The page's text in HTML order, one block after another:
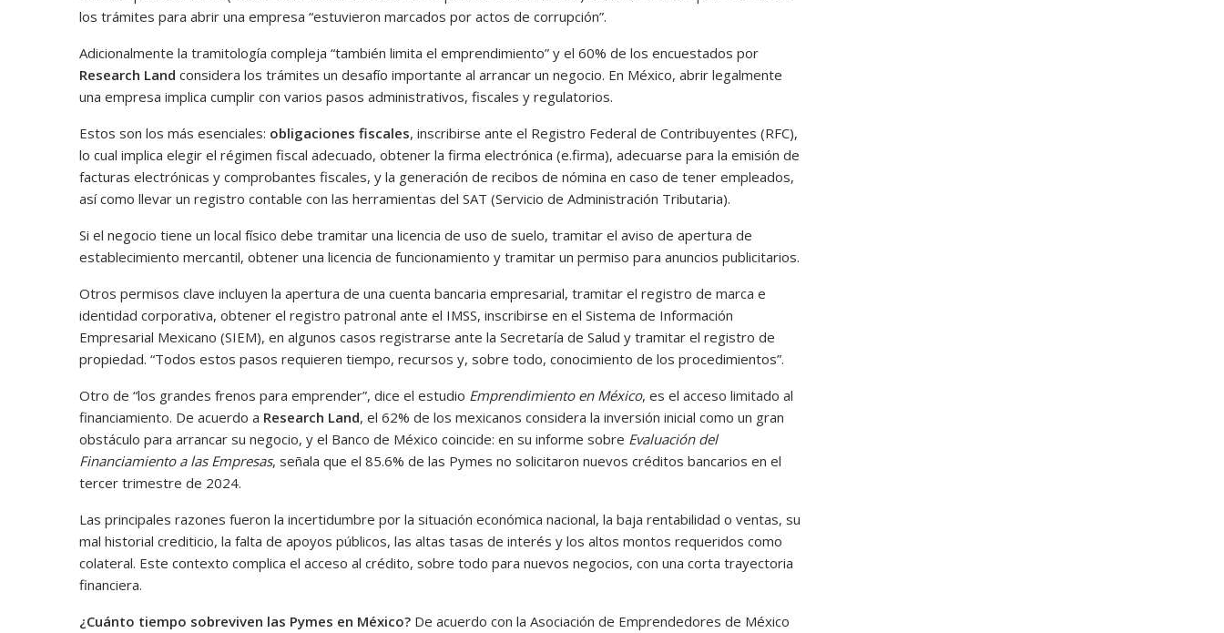
los trámites para abrir una empresa “estuvieron marcados por actos de corrupción”.
Adicionalmente la tramitología compleja “también limita el emprendimiento” y el 60% de los encuestados por
Research Land considera los trámites un desafío importante al arrancar un negocio. En México, abrir legalmente
una empresa implica cumplir con varios pasos administrativos, fiscales y regulatorios.
Estos son los más esenciales: obligaciones fiscales, inscribirse ante el Registro Federal de Contribuyentes (RFC),
lo cual implica elegir el régimen fiscal adecuado, obtener la firma electrónica (e.firma), adecuarse para la emisión de
facturas electrónicas y comprobantes fiscales, y la generación de recibos de nómina en caso de tener empleados,
así como llevar un registro contable con las herramientas del SAT (Servicio de Administración Tributaria).
Si el negocio tiene un local físico debe tramitar una licencia de uso de suelo, tramitar el aviso de apertura de
establecimiento mercantil, obtener una licencia de funcionamiento y tramitar un permiso para anuncios publicitarios.
Otros permisos clave incluyen la apertura de una cuenta bancaria empresarial, tramitar el registro de marca e
identidad corporativa, obtener el registro patronal ante el IMSS, inscribirse en el Sistema de Información
Empresarial Mexicano (SIEM), en algunos casos registrarse ante la Secretaría de Salud y tramitar el registro de
propiedad. “Todos estos pasos requieren tiempo, recursos y, sobre todo, conocimiento de los procedimientos”.
Otro de “los grandes frenos para emprender”, dice el estudio Emprendimiento en México, es el acceso limitado al
financiamiento. De acuerdo a Research Land, el 62% de los mexicanos considera la inversión inicial como un gran
obstáculo para arrancar su negocio, y el Banco de México coincide: en su informe sobre Evaluación del
Financiamiento a las Empresas, señala que el 85.6% de las Pymes no solicitaron nuevos créditos bancarios en el
tercer trimestre de 2024.
Las principales razones fueron la incertidumbre por la situación económica nacional, la baja rentabilidad o ventas, su
mal historial crediticio, la falta de apoyos públicos, las altas tasas de interés y los altos montos requeridos como
colateral. Este contexto complica el acceso al crédito, sobre todo para nuevos negocios, con una corta trayectoria
financiera.
¿Cuánto tiempo sobreviven las Pymes en México? De acuerdo con la Asociación de Emprendedores de México